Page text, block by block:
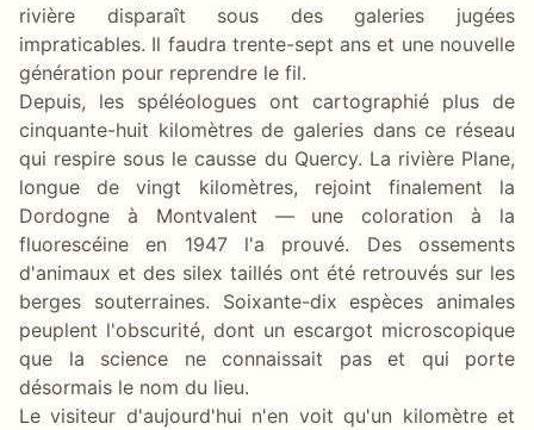
rivière disparaît sous des galeries jugées
impraticables. Il faudra trente-sept ans et une nouvelle
génération pour reprendre le fil.
Depuis, les spéléologues ont cartographié plus de
cinquante-huit kilomètres de galeries dans ce réseau
qui respire sous le causse du Quercy. La rivière Plane,
longue de vingt kilomètres, rejoint finalement la
Dordogne à Montvalent — une coloration à la
fluorescéine en 1947 l'a prouvé. Des ossements
d'animaux et des silex taillés ont été retrouvés sur les
berges souterraines. Soixante-dix espèces animales
peuplent l'obscurité, dont un escargot microscopique
que la science ne connaissait pas et qui porte
désormais le nom du lieu.
Le visiteur d'aujourd'hui n'en voit qu'un kilomètre et